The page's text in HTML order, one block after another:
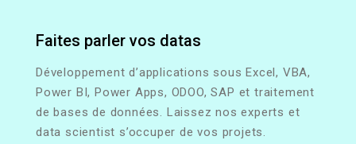
Faites parler vos datas
Développement d’applications sous Excel, VBA,
Power BI, Power Apps, ODOO, SAP et traitement
de bases de données. Laissez nos experts et
data scientist s’occuper de vos projets.